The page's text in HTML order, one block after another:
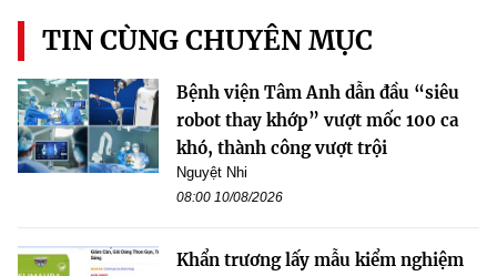
TIN CÙNG CHUYÊN MỤC
Bệnh viện Tâm Anh dẫn đầu “siêu
robot thay khớp” vượt mốc 100 ca
khó, thành công vượt trội
Nguyệt Nhi
08:00 10/08/2026
Khẩn trương lấy mẫu kiểm nghiệm